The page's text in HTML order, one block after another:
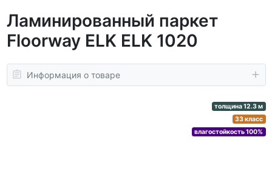
Ламинированный паркет
Floorway ELK ELK 1020
Информация о товаре
толщина 12.3 м
33 класс
влагостойкость 100%